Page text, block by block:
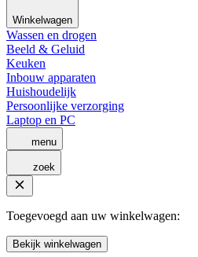
Winkelwagen
Wassen en drogen
Beeld & Geluid
Keuken
Inbouw apparaten
Huishoudelijk
Persoonlijke verzorging
Laptop en PC
menu
zoek
Toegevoegd aan uw winkelwagen:
Bekijk winkelwagen